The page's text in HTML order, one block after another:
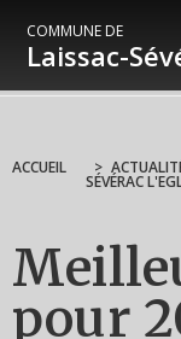
COMMUNE DE
Laissac-
ACCUEIL >
SÉVÉRAC
pour